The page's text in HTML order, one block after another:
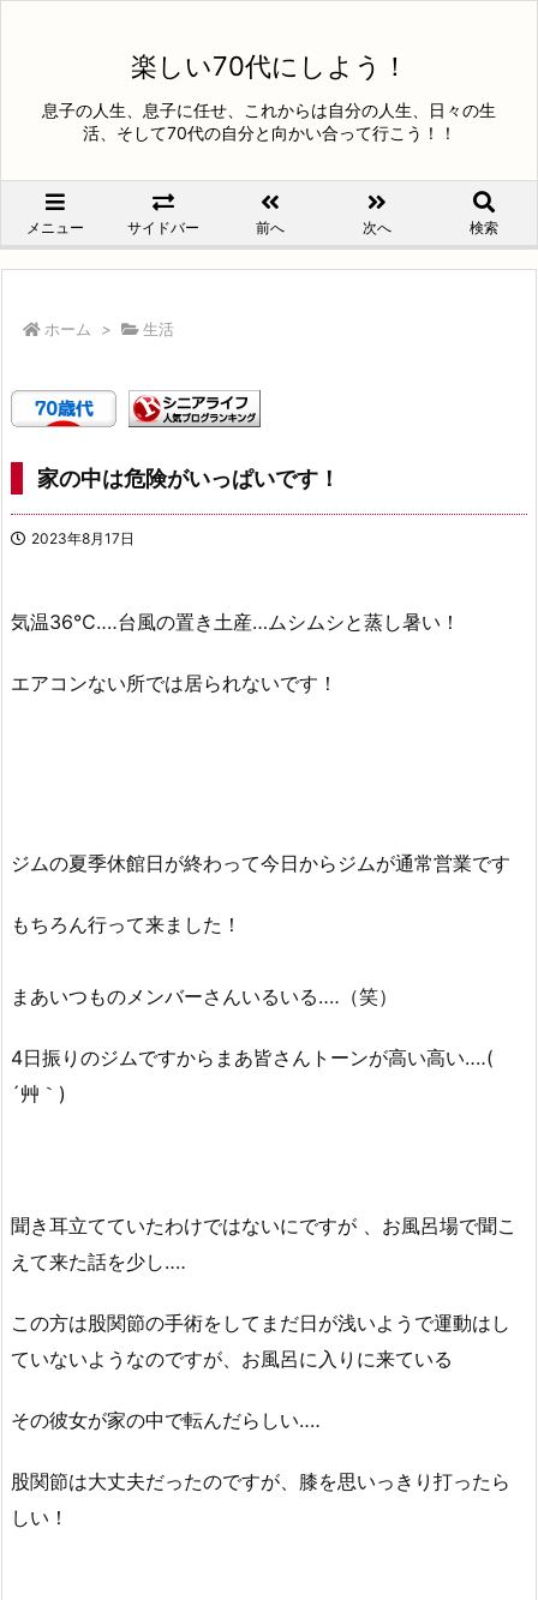
楽しい70代にしよう！
息子の人生、息子に任せ、これからは自分の人生、日々の生
活、そして70代の自分と向かい合って行こう！！
メニュー サイドバー 前へ 次へ 検索
ホーム > 生活
家の中は危険がいっぱいです！
2023年8月17日
気温36℃‥‥台風の置き土産…ムシムシと蒸し暑い！
エアコンない所では居られないです！
ジムの夏季休館日が終わって今日からジムが通常営業です
もちろん行って来ました！
まあいつものメンバーさんいるいる‥‥（笑）
4日振りのジムですからまあ皆さんトーンが高い高い‥‥(
´艸｀)
聞き耳立てていたわけではないにですが 、お風呂場で聞こ
えて来た話を少し‥‥
この方は股関節の手術をしてまだ日が浅いようで運動はし
ていないようなのですが、お風呂に入りに来ている
その彼女が家の中で転んだらしい‥‥
股関節は大丈夫だったのですが、膝を思いっきり打ったら
しい！